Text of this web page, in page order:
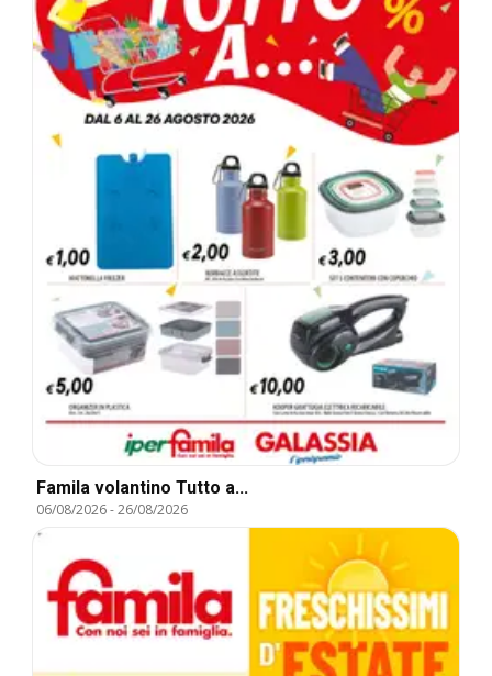
Famila volantino Tutto a...
06/08/2026-26/08/2026